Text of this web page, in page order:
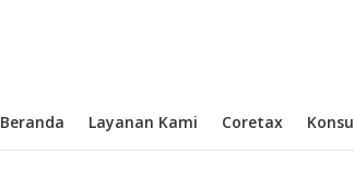
Beranda Layanan Kami Coretax